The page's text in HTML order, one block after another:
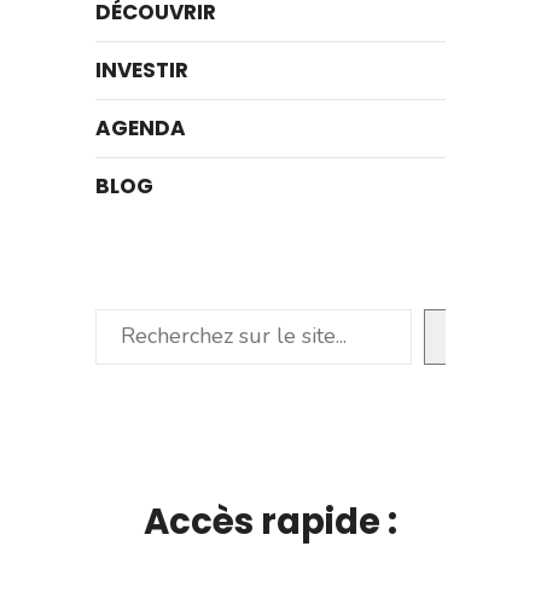
DÉCOUVRIR
INVESTIR
AGENDA
BLOG
Rechercher
Accès rapide :